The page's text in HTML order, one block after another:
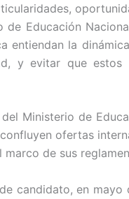
Educación
entiendan la
y evitar que estos
Ministerio de
ofertas
de sus
candidato, en mayo